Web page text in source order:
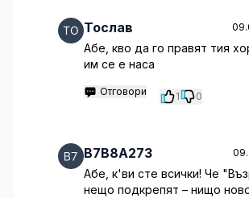
Тослав
Абе, кво да го правят тия
им се е наса
Отговори 1 0
B7B8A273
Абе, к'ви сте всички! Че
нещо подкрепят – нищо